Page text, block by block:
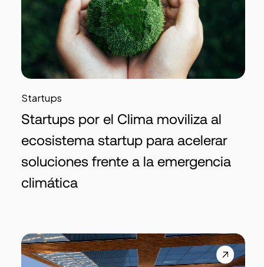
Startups
Startups por el Clima moviliza al
ecosistema startup para acelerar
soluciones frente a la emergencia
climática